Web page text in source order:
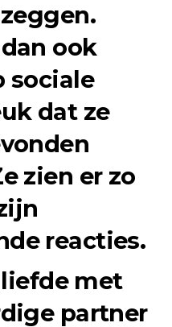
ook
sociale
dat ze
zien er zo
reacties.
liefde met
partner